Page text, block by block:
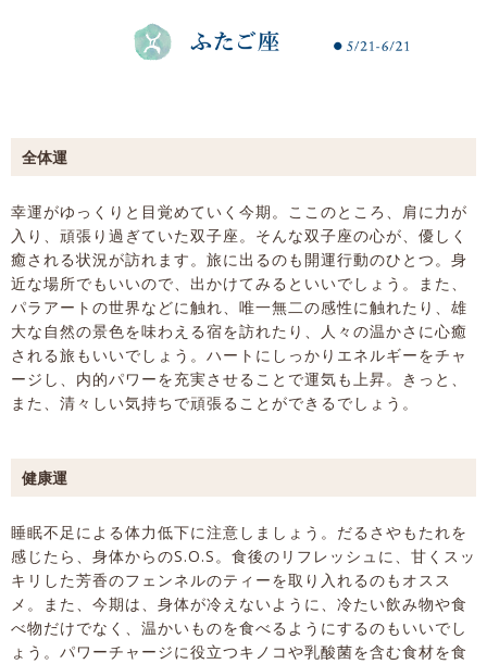
全体運
幸運がゆっくりと目覚めていく今期。ここのところ、肩に力が
入り、頑張り過ぎていた双子座。そんな双子座の心が、優しく
癒される状況が訪れます。旅に出るのも開運行動のひとつ。身
近な場所でもいいので、出かけてみるといいでしょう。また、
パラアートの世界などに触れ、唯一無二の感性に触れたり、雄
大な自然の景色を味わえる宿を訪れたり、人々の温かさに心癒
される旅もいいでしょう。ハートにしっかりエネルギーをチャ
ージし、内的パワーを充実させることで運気も上昇。きっと、
また、清々しい気持ちで頑張ることができるでしょう。
健康運
睡眠不足による体力低下に注意しましょう。だるさやもたれを
感じたら、身体からのS.O.S。食後のリフレッシュに、甘くスッ
キリした芳香のフェンネルのティーを取り入れるのもオスス
メ。また、今期は、身体が冷えないように、冷たい飲み物や食
べ物だけでなく、温かいものを食べるようにするのもいいでし
ょう。パワーチャージに役立つキノコや乳酸菌を含む食材を食